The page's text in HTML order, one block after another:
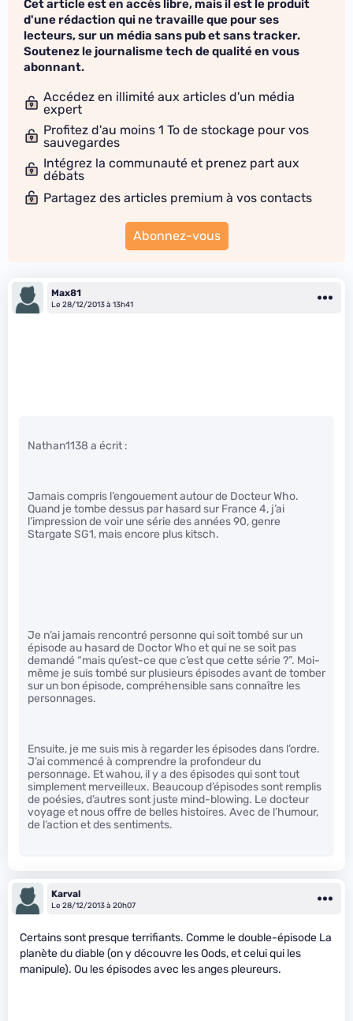
Cet article est en accès libre, mais il est le produit
d'une rédaction qui ne travaille que pour ses
lecteurs, sur un média sans pub et sans tracker.
Soutenez le journalisme tech de qualité en vous
abonnant.
Accédez en illimité aux articles d'un média
expert
Profitez d'au moins 1 To de stockage pour vos
sauvegardes
Intégrez la communauté et prenez part aux
débats
Partagez des articles premium à vos contacts
Abonnez-vous
Max81
Le 28/12/2013 à 13h41
Nathan1138 a écrit :
Jamais compris l’engouement autour de Docteur Who.
Quand je tombe dessus par hasard sur France 4, j’ai
l’impression de voir une série des années 90, genre
Stargate SG1, mais encore plus kitsch.
Je n’ai jamais rencontré personne qui soit tombé sur un
épisode au hasard de Doctor Who et qui ne se soit pas
demandé “mais qu’est-ce que c’est que cette série ?”. Moi-
même je suis tombé sur plusieurs épisodes avant de tomber
sur un bon épisode, compréhensible sans connaître les
personnages.
Ensuite, je me suis mis à regarder les épisodes dans l’ordre.
J’ai commencé à comprendre la profondeur du
personnage. Et wahou, il y a des épisodes qui sont tout
simplement merveilleux. Beaucoup d’épisodes sont remplis
de poésies, d’autres sont juste mind-blowing. Le docteur
voyage et nous offre de belles histoires. Avec de l’humour,
de l’action et des sentiments.
Karval
Le 28/12/2013 à 20h07
Certains sont presque terrifiants. Comme le double-épisode La
planète du diable (on y découvre les Oods, et celui qui les
manipule). Ou les épisodes avec les anges pleureurs.